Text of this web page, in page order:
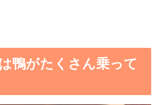
鴨がたくさん乗って